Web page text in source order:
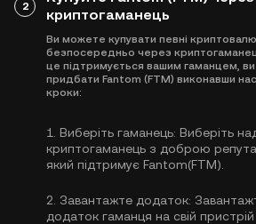
2
криптогаманець
Ви можете купувати певні
безпосередньо через
це підтримується вашим гаманцем,
придбати Fantom (FTM) виконавши
кроки:
1. Виберіть гаманець: Виберіть
криптогаманець з доброю
який підтримує Fantom(FTM).
2. Завантажте додаток:
додаток гаманця на свій пристрій